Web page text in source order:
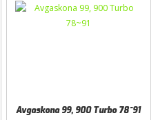
Avgaskona 99, 900 Turbo 78~91